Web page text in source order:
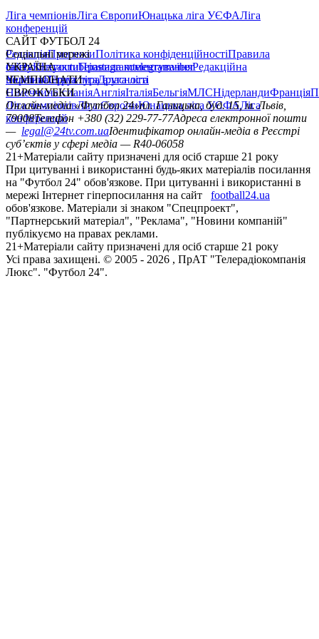
Ліга чемпіонівЛіга ЄвропиЮнацька ліга УЄФАЛіга
конференцій
САЙТ ФУТБОЛ 24
РедакціяПрогнозиПолітика конфіденційностіПравила
сайтуКонтактиПравила коментуванняРедакційна
політикаСтруктура власності
Соціальні мережі
facebookxyoutubeinstagramtelegramviber
УКРАЇНА
УкраїнаПерша лігаДруга ліга
ЧЕМПІОНАТИ
НімеччинаІспаніяАнгліяІталіяБельгіяМЛСНідерландиФранція
ЄВРОКУБКИ
Ліга чемпіонівЛіга ЄвропиЮнацька ліга УЄФАЛіга
конференцій
Онлайн-медіа «Футбол 24»пл. Галицька, буд. 15, м. Львів,
79008Телефон +380 (32) 229-77-77Адреса електронної пошти
— legal@24tv.com.uaІдентифікатор онлайн-медіа в Реєстрі
суб’єктів у сфері медіа — R40-06058
21+Матеріали сайту призначені для осіб старше 21 року
При цитуванні і використанні будь-яких матеріалів посилання
на "Футбол 24" обов'язкове. При цитуванні і використанні в
мережі Інтернет гіперпосилання на сайт
football24.ua
обов'язкове. Матеріали зі знаком "Спецпроект",
"Партнерський матеріал", "Реклама", "Новини компаній"
публікуємо на правах реклами.
21+Матеріали сайту призначені для осіб старше 21 року
Усi права захищенi. © 2005 - 2026 , ПрАТ "Телерадіокомпанія
Люкс". "Футбол 24".